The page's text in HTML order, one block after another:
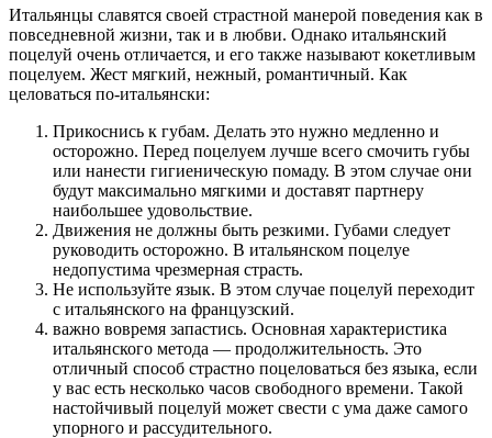
Итальянцы славятся своей страстной манерой поведения как в
повседневной жизни, так и в любви. Однако итальянский
поцелуй очень отличается, и его также называют кокетливым
поцелуем. Жест мягкий, нежный, романтичный. Как
целоваться по-итальянски:
Прикоснись к губам. Делать это нужно медленно и
осторожно. Перед поцелуем лучше всего смочить губы
или нанести гигиеническую помаду. В этом случае они
будут максимально мягкими и доставят партнеру
наибольшее удовольствие.
Движения не должны быть резкими. Губами следует
руководить осторожно. В итальянском поцелуе
недопустима чрезмерная страсть.
Не используйте язык. В этом случае поцелуй переходит
с итальянского на французский.
важно вовремя запастись. Основная характеристика
итальянского метода — продолжительность. Это
отличный способ страстно поцеловаться без языка, если
у вас есть несколько часов свободного времени. Такой
настойчивый поцелуй может свести с ума даже самого
упорного и рассудительного.